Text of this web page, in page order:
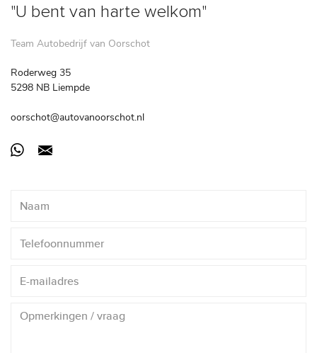
"U bent van harte welkom"
Team Autobedrijf van Oorschot
Roderweg 35
5298 NB Liempde
oorschot@autovanoorschot.nl